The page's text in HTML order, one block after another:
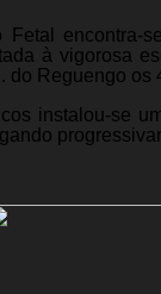
encontra-
à vigorosa
do Reguengo os
instalou-se